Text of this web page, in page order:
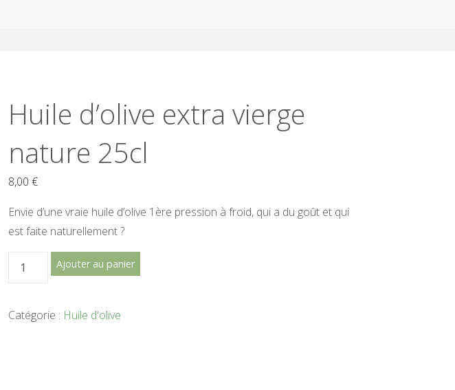
Huile d’olive extra vierge
nature 25cl
8,00 €
Envie d’une vraie huile d’olive 1ère pression à froid, qui a du goût et qui
est faite naturellement ?
quantité
d'olive
Ajouter au panier
Catégorie : Huile d'olive